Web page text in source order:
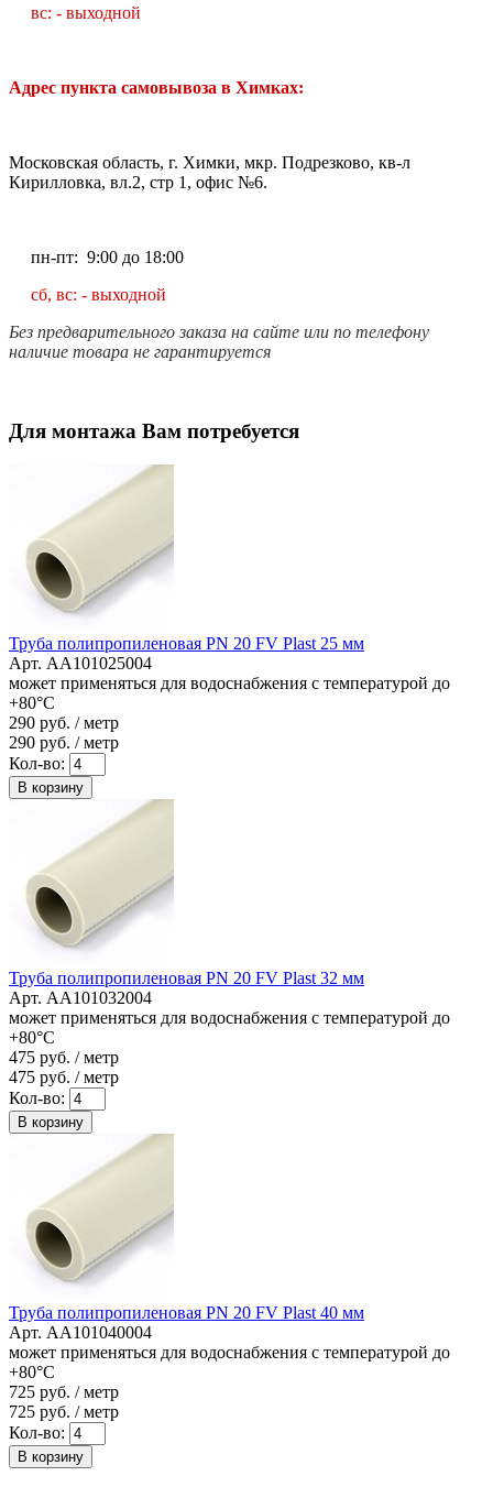
вс: - выходной
Адрес пункта самовывоза в Химках:
Московская область, г. Химки, мкр. Подрезково, кв-л
Кирилловка, вл.2, стр 1, офис №6.
пн-пт: 9:00 до 18:00
сб, вс: - выходной
Без предварительного заказа на сайте или по телефону
наличие товара не гарантируется
Для монтажа Вам потребуется
Труба полипропиленовая PN 20 FV Plast 25 мм
Арт. AA101025004
может применяться для водоснабжения с температурой до
+80°C
290 руб. / метр
290 руб. / метр
Кол-во:
В корзину
Труба полипропиленовая PN 20 FV Plast 32 мм
Арт. AA101032004
может применяться для водоснабжения с температурой до
+80°C
475 руб. / метр
475 руб. / метр
Кол-во:
В корзину
Труба полипропиленовая PN 20 FV Plast 40 мм
Арт. AA101040004
может применяться для водоснабжения с температурой до
+80°C
725 руб. / метр
725 руб. / метр
Кол-во:
В корзину